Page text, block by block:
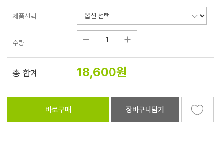
제품선택
수량
총 합계 18,600원
바로구매 장바구니담기